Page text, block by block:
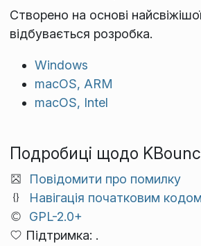
Створено на основі найсвіжішої
відбувається розробка.
Windows
macOS, ARM
macOS, Intel
Подробиці щодо
Повідомити про помилку
Навігація початковим кодом
GPL-2.0+
Підтримка: .